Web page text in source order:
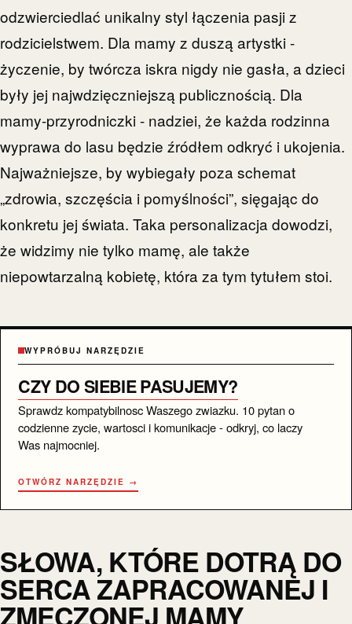
odzwierciedlać unikalny styl łączenia pasji z
rodzicielstwem. Dla mamy z duszą artystki -
życzenie, by twórcza iskra nigdy nie gasła, a dzieci
były jej najwdzięczniejszą publicznością. Dla
mamy-przyrodniczki - nadziei, że każda rodzinna
wyprawa do lasu będzie źródłem odkryć i ukojenia.
Najważniejsze, by wybiegały poza schemat
„zdrowia, szczęścia i pomyślności”, sięgając do
konkretu jej świata. Taka personalizacja dowodzi,
że widzimy nie tylko mamę, ale także
niepowtarzalną kobietę, która za tym tytułem stoi.
WYPRÓBUJ NARZĘDZIE
CZY DO SIEBIE PASUJEMY?
Sprawdz kompatybilnosc Waszego zwiazku. 10 pytan o
codzienne zycie, wartosci i komunikacje - odkryj, co laczy
Was najmocniej.
OTWÓRZ NARZĘDZIE →
SŁOWA, KTÓRE DOTRĄ DO
SERCA ZAPRACOWANEJ I
ZMĘCZONEJ MAMY